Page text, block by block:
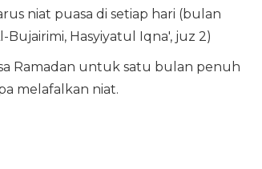
niat puasa di setiap hari (bulan
Bujairimi, Hasyiyatul Iqna', juz 2)
Ramadan untuk satu bulan penuh
melafalkan niat.